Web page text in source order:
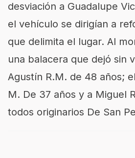
desviación a Guadalupe
el vehículo se dirigían a
que delimita el lugar. Al
una balacera que dejó sin
Agustín R.M. de 48 años;
M. De 37 años y a Miguel
todos originarios De San